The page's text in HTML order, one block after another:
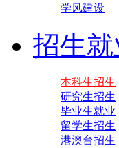
学风建设
招生就
本科生招生
研究生招生
毕业生就业
留学生招生
港澳台招生